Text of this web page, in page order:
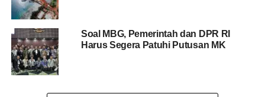
Soal MBG, Pemerintah dan DPR RI
Harus Segera Patuhi Putusan MK